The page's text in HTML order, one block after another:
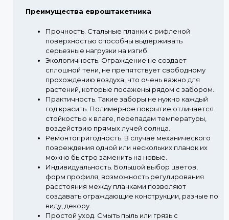
Преимущества евроштакетника
Прочность. Стальные планки с рифленой
поверхностью способны выдерживать
серьезные нагрузки на изгиб.
Экологичность. Ограждение не создает
сплошной тени, не препятствует свободному
прохождению воздуха, что очень важно для
растений, которые посажены рядом с забором.
Практичность. Такие заборы не нужно каждый
год красить. Полимерное покрытие отличается
стойкостью к влаге, перепадам температуры,
воздействию прямых лучей солнца.
Ремонтопригодность. В случае механического
повреждения одной или нескольких планок их
можно быстро заменить на новые.
Индивидуальность. Большой выбор цветов,
форм профиля, возможность регулирования
расстояния между планками позволяют
создавать ограждающие конструкции, разные по
виду, декору.
Простой уход. Смыть пыль или грязь с